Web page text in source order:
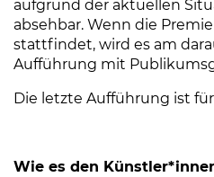
aufgrund der aktuellen
absehbar. Wenn die
stattfindet, wird es am
Aufführung mit
Die letzte Aufführung ist für
Wie es den